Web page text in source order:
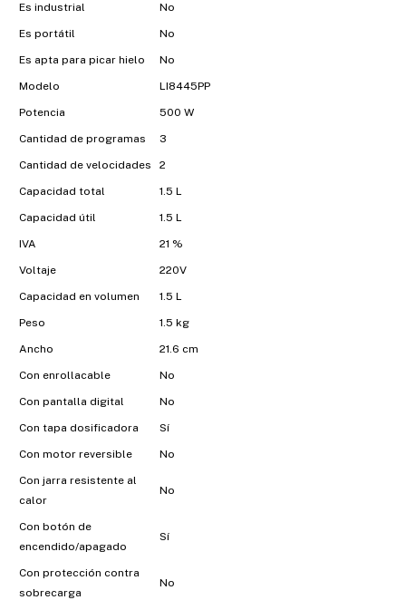
Es industrial No
Es portátil No
Es apta para picar hielo No
Modelo LI8445PP
Potencia 500 W
Cantidad de programas 3
Cantidad de velocidades 2
Capacidad total 1.5 L
Capacidad útil 1.5 L
IVA 21 %
Voltaje 220V
Capacidad en volumen 1.5 L
Peso 1.5 kg
Ancho 21.6 cm
Con enrollacable No
Con pantalla digital No
Con tapa dosificadora Sí
Con motor reversible No
Con jarra resistente al
calor
No
Con botón de
encendido/apagado
Sí
Con protección contra
sobrecarga
No